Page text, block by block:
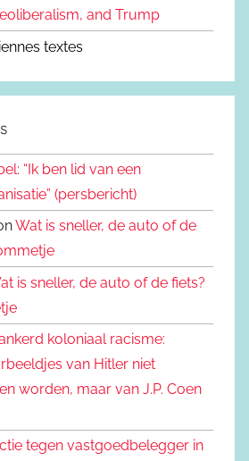
and Trump
textes
“Ik ben lid van een
(persbericht)
Wat is sneller, de auto of de
is sneller, de auto of de fiets?
koloniaal racisme:
van Hitler niet
worden, maar van J.P. Coen
tegen vastgoedbelegger in